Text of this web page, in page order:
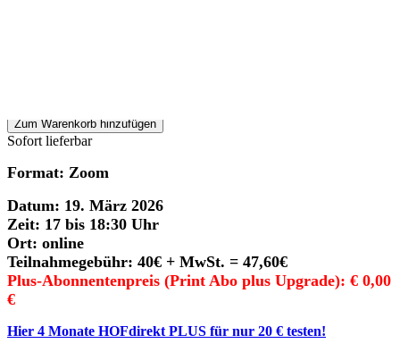
Zum Warenkorb hinzufügen
Sofort lieferbar
Format: Zoom
Datum: 19. März 2026
Zeit: 17 bis 18:30 Uhr
Ort: online
Teilnahmegebühr: 40€ + MwSt. = 47,60€
Plus-Abonnentenpreis (Print Abo plus Upgrade): € 0,00
€
Hier 4 Monate HOFdirekt PLUS für nur 20 € testen!